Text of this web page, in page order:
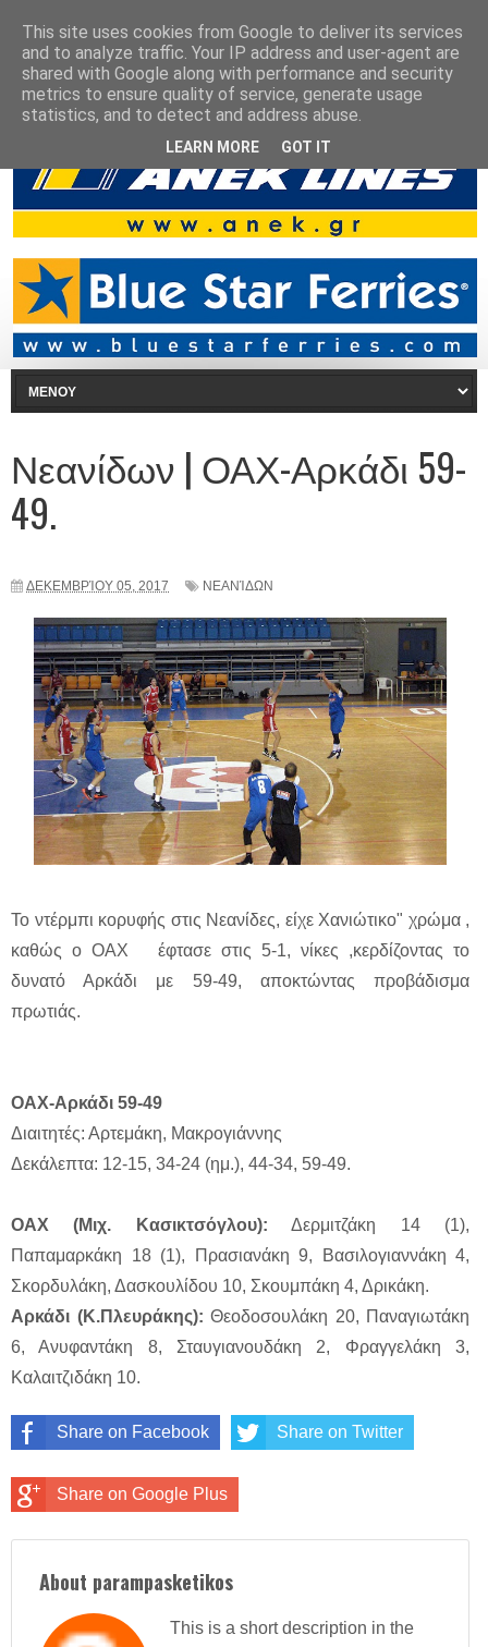
Νεανίδων | ΟΑΧ-Αρκάδι 59-
49.
ΔΕΚΕΜΒΡΊΟΥ 05, 2017 ΝΕΑΝΊΔΩΝ
Το ντέρμπι κορυφής στις Νεανίδες, είχε Χανιώτικο" χρώμα ,
καθώς ο ΟΑΧ έφτασε στις 5-1, νίκες ,κερδίζοντας το
δυνατό Αρκάδι με 59-49, αποκτώντας προβάδισμα
πρωτιάς.
ΟΑΧ-Αρκάδι 59-49
Διαιτητές: Αρτεμάκη, Μακρογιάννης
Δεκάλεπτα: 12-15, 34-24 (ημ.), 44-34, 59-49.
ΟΑΧ (Μιχ. Κασικτσόγλου): Δερμιτζάκη 14 (1),
Παπαμαρκάκη 18 (1), Πρασιανάκη 9, Βασιλογιαννάκη 4,
Σκορδυλάκη, Δασκουλίδου 10, Σκουμπάκη 4, Δρικάκη.
Αρκάδι (Κ.Πλευράκης): Θεοδοσουλάκη 20, Παναγιωτάκη
6, Ανυφαντάκη 8, Σταυγιανουδάκη 2, Φραγγελάκη 3,
Καλαιτζιδάκη 10.
Share on Facebook Share on Twitter
Share on Google Plus
About parampasketikos
This is a short description in the
This site uses cookies from Google to deliver its services
and to analyze traffic. Your IP address and user-agent are
shared with Google along with performance and security
metrics to ensure quality of service, generate usage
statistics, and to detect and address abuse.
LEARN MORE GOT IT